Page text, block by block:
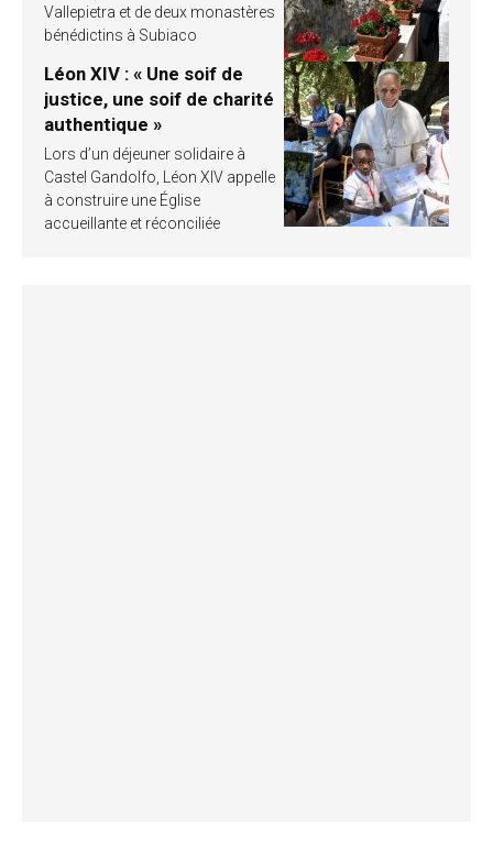
Vallepietra et de deux monastères
bénédictins à Subiaco
Léon XIV : « Une soif de
justice, une soif de charité
authentique »
Lors d’un déjeuner solidaire à
Castel Gandolfo, Léon XIV appelle
à construire une Église
accueillante et réconciliée